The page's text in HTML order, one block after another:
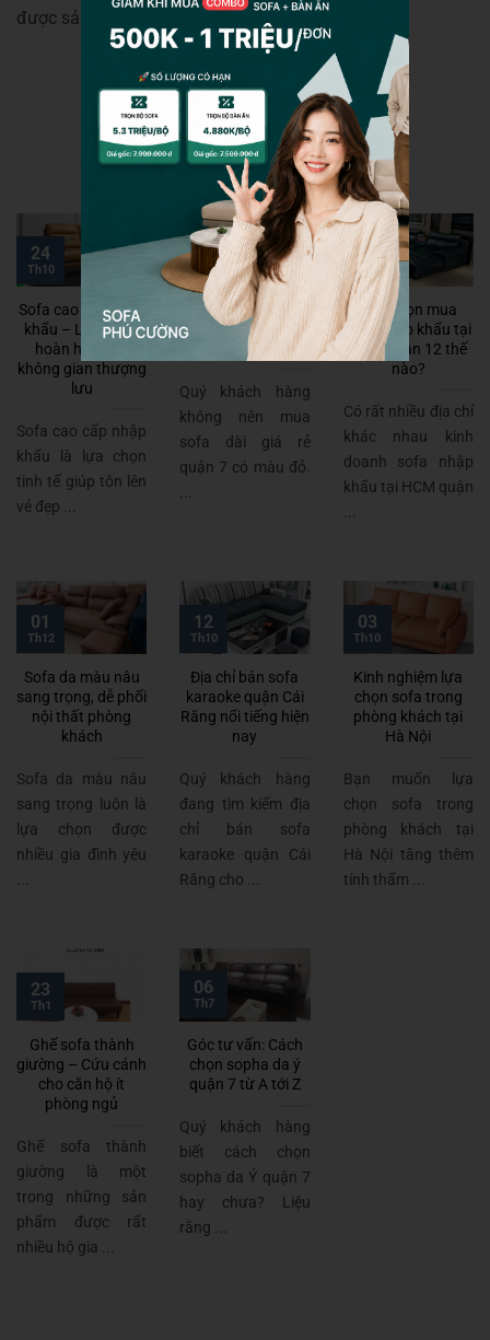
được sản phẩm ưng ý nhất và phù hợp nhất!
Sofa cao cấp nhập
khẩu – Lựa chọn
hoàn hảo cho
không gian thượng
lưu
Sofa cao cấp nhập
khẩu là lựa chọn
tinh tế giúp tôn lên
vẻ đẹp ...
24
Th10
Vì sao không nên
mua sofa dài giá rẻ
quận 7 màu đỏ?
Quý khách hàng
không nên mua
sofa dài giá rẻ
quận 7 có màu đỏ.
...
17
Th7
Nên chọn mua
sofa nhập khẩu tại
HCM quận 12 thế
nào?
Có rất nhiều địa chỉ
khác nhau kinh
doanh sofa nhập
khẩu tại HCM quận
...
17
Th7
Sofa da màu nâu
sang trọng, dễ phối
nội thất phòng
khách
Sofa da màu nâu
sang trọng luôn là
lựa chọn được
nhiều gia đình yêu
...
01
Th12
Địa chỉ bán sofa
karaoke quận Cái
Răng nổi tiếng hiện
nay
Quý khách hàng
đang tìm kiếm địa
chỉ bán sofa
karaoke quận Cái
Răng cho ...
12
Th10
Kinh nghiệm lựa
chọn sofa trong
phòng khách tại
Hà Nội
Bạn muốn lựa
chọn sofa trong
phòng khách tại
Hà Nội tăng thêm
tính thẩm ...
03
Th10
Ghế sofa thành
giường – Cứu cánh
cho căn hộ ít
phòng ngủ
Ghế sofa thành
giường là một
trong những sản
phẩm được rất
nhiều hộ gia ...
23
Th1
Góc tư vấn: Cách
chọn sopha da ý
quận 7 từ A tới Z
Quý khách hàng
biết cách chọn
sopha da Ý quận 7
hay chưa? Liệu
rằng ...
06
Th7